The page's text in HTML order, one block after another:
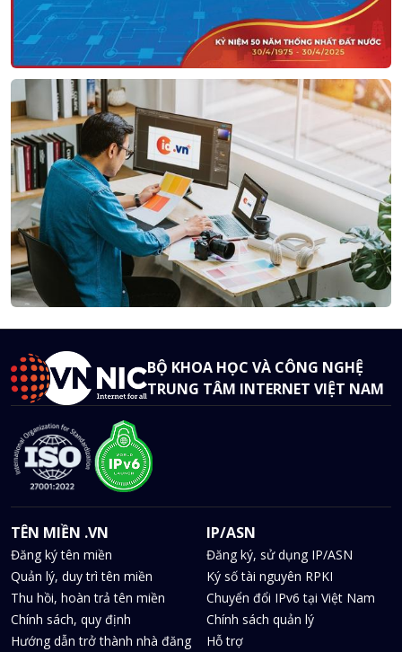
BỘ KHOA HỌC VÀ CÔNG NGHỆ
TRUNG TÂM INTERNET VIỆT NAM
TÊN MIỀN .VN
Đăng ký tên miền
Quản lý, duy trì tên miền
Thu hồi, hoàn trả tên miền
Chính sách, quy định
Hướng dẫn trở thành nhà đăng
IP/ASN
Đăng ký, sử dụng IP/ASN
Ký số tài nguyên RPKI
Chuyển đổi IPv6 tại Việt Nam
Chính sách quản lý
Hỗ trợ